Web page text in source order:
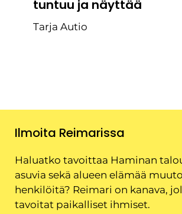
tuntuu ja näyttää
Tarja Autio
Ilmoita Reimarissa
Haluatko tavoittaa Haminan
asuvia sekä alueen elämää
henkilöitä? Reimari on kanava,
tavoitat paikalliset ihmiset.